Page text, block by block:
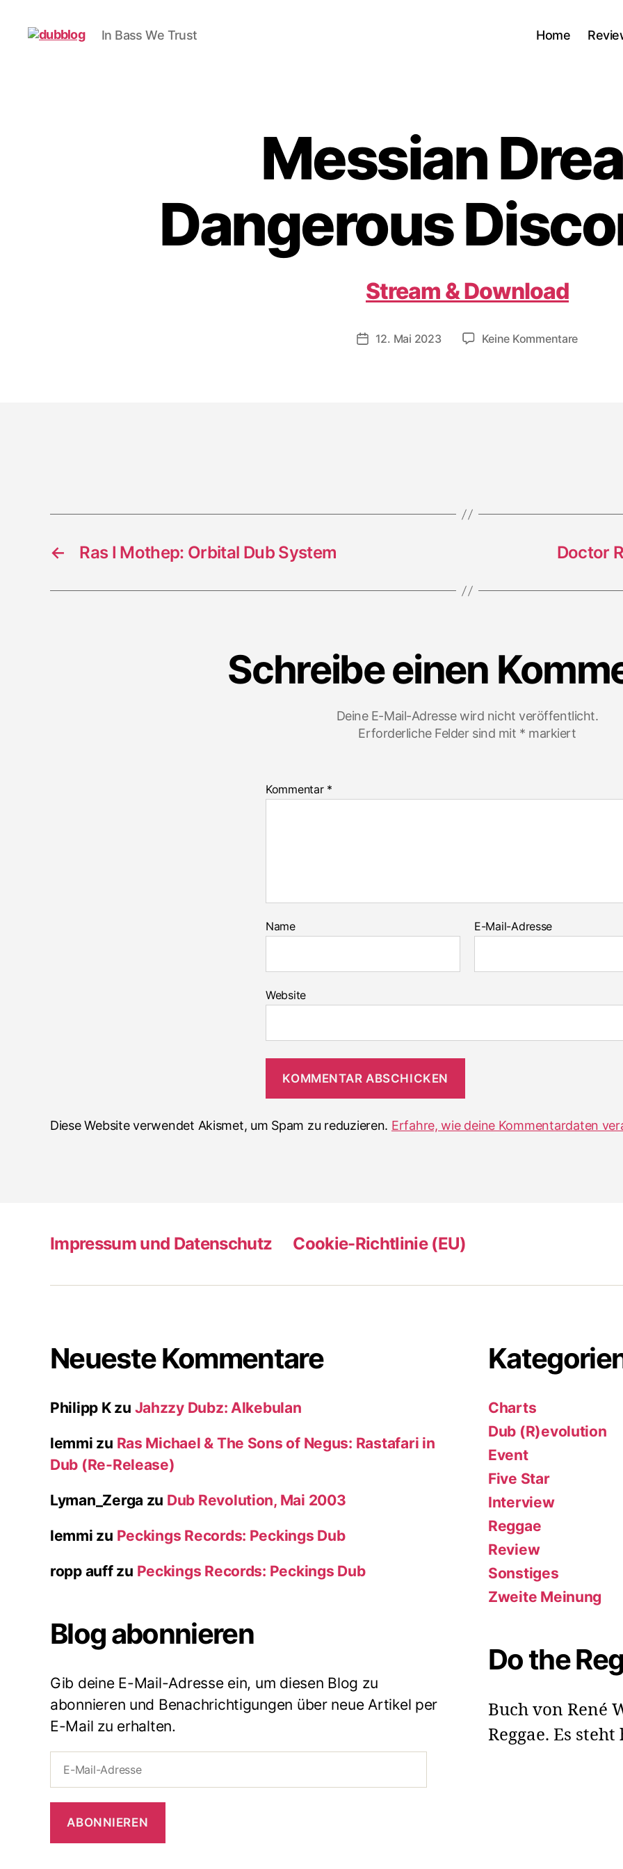
In Bass We Trust Home
Messian
Dangerous
Stream & Download
Veröffentlichungsdatum
12. Mai 2023 Keine Kommentarezu
← Ras I Mothep: Orbital Dub System Doctor
Schreibe einen
Deine E-Mail-Adresse wird nicht veröffentlicht.
Erforderliche Felder sind mit * markiert
Kommentar *
Name E-Mail-Adresse
Website
Diese Website verwendet Akismet, um Spam zu reduzieren. Erfahre, wie deine Kommentardaten
Impressum und Datenschutz Cookie-Richtlinie (EU)
Neueste Kommentare
Philipp Kzu Jahzzy Dubz: Alkebulan
lemmi zu Ras Michael & The Sons of Negus: Rastafari in
Dub (Re-Release)
Lyman_Zerga zu Dub Revolution, Mai 2003
lemmi zu Peckings Records: Peckings Dub
ropp auffzu Peckings Records: Peckings Dub
Blog abonnieren
Gib deine E-Mail-Adresse ein, um diesen Blog zu
abonnieren und Benachrichtigungen über neue Artikel per
E-Mail zu erhalten.
Mail-
ABONNIEREN
Charts
Dub (R)evolution
Event
Five Star
Interview
Reggae
Review
Sonstiges
Zweite Meinung
Do the
Buch von René
Reggae. Es